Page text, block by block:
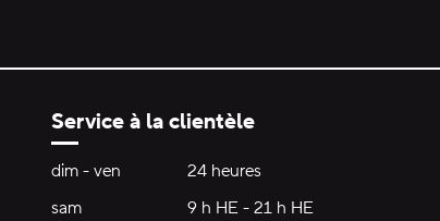
Service à la clientèle
Heures d'ouverture:
dim - ven dimanche à vendredi
24 heures
sam
9 h HE - 21 h HE